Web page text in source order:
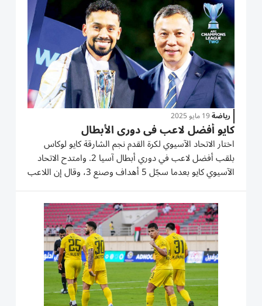
رياضة19 مايو 2025
كايو أفضل لاعب في دوري الأبطال
اختار الاتحاد الآسيوي لكرة القدم نجم الشارقة كايو لوكاس
بلقب أفضل لاعب في دوري أبطال آسيا 2. وامتدح الاتحاد
الآسيوي كايو بعدما سجّل 5 أهداف وصنع 3، وقال إن اللاعب
البالغ من العمر 31 عاماً، والذي شارك لأول مرة بقميص
«الأبيض» أمام إيران في التصفيات الآسيوية، الطريق إلى
كأس...